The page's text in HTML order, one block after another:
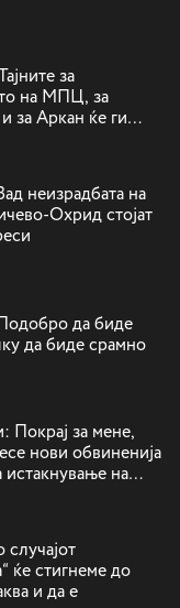
за
на МПЦ, за
за Аркан ќе ги
кај Господ
неизрадбата на
Охрид стојат
да биде
да биде срамно
Покрај за мене,
нови обвиненија
истакнување на
ќе стигнеме до
и да е